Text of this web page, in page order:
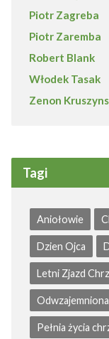
Piotr Zagreba
Piotr Zaremba
Robert Blank
Włodek Tasak
Zenon
Tagi
Aniołowie
Dzien Ojca
Letni Zjazd
Odwzajemniona
Pełnia życia